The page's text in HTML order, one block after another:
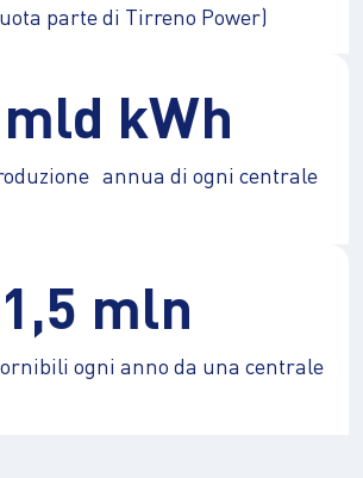
parte di Tirreno Power)
kWh
annua di ogni centrale
1,5 mln
ogni anno da una centrale